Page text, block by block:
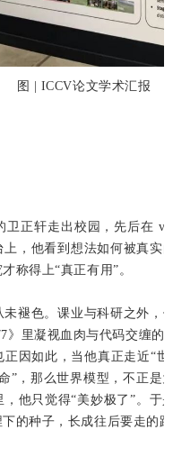
图 | ICCV论文学术汇报
卫正轩走出校园，先后在
，他看到想法如何被真实
称得上“真正有用”。
褪色。课业与科研之外，
》里凝视血肉与代码交缠
因如此，当他真正走近“
”，那么世界模型，不正是
他只觉得“美妙极了”。于
的种子，长成往后要走的